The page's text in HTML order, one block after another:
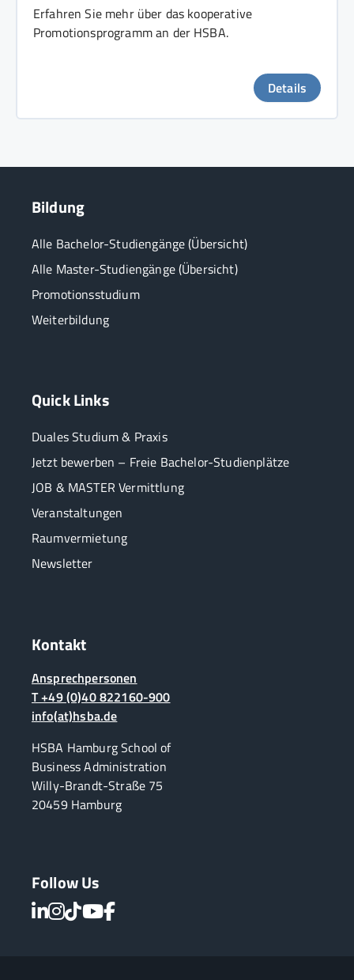
Erfahren Sie mehr über das kooperative
Promotionsprogramm an der HSBA.
Details
Bildung
Alle Bachelor-Studiengänge (Übersicht)
Alle Master-Studiengänge (Übersicht)
Promotionsstudium
Weiterbildung
Quick Links
Duales Studium & Praxis
Jetzt bewerben – Freie Bachelor-Studienplätze
JOB & MASTER Vermittlung
Veranstaltungen
Raumvermietung
Newsletter
Kontakt
Ansprechpersonen
T +49 (0)40 822160-900
info(at)hsba.de
HSBA Hamburg School of
Business Administration
Willy-Brandt-Straße 75
20459 Hamburg
Follow Us